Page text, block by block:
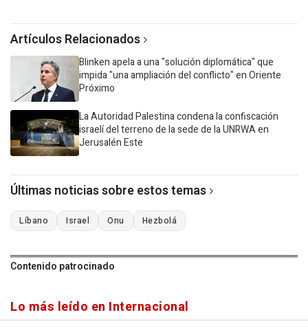
Artículos Relacionados
Blinken apela a una "solución diplomática" que
impida "una ampliación del conflicto" en Oriente
Próximo
La Autoridad Palestina condena la confiscación
israelí del terreno de la sede de la UNRWA en
Jerusalén Este
Últimas noticias sobre estos temas
Líbano Israel Onu Hezbolá
Contenido patrocinado
Lo más leído en Internacional